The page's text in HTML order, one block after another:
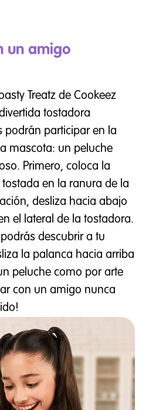
un amigo
Treatz de Cookeez
tostadora
podrán participar en la
mascota: un peluche
Primero, coloca la
en la ranura de la
desliza hacia abajo
el lateral de la tostadora.
descubrir a tu
la palanca hacia arriba
peluche como por arte
con un amigo nunca